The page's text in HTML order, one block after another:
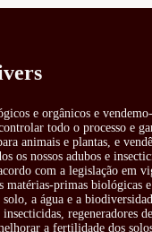
e orgânicos e
todo o processo e
animais e plantas, e
os nossos adubos e
com a legislação em
primas biológicas e
solo, a água e a
regeneradores
a fertilidade dos